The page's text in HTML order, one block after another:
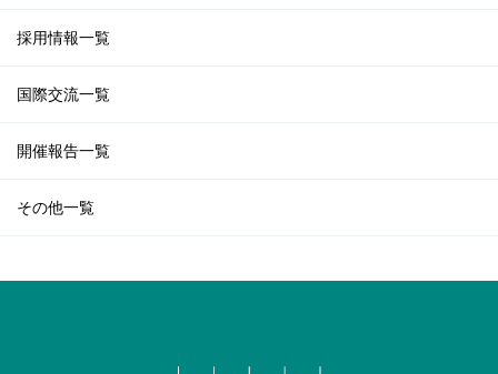
採用情報一覧
国際交流一覧
開催報告一覧
その他一覧